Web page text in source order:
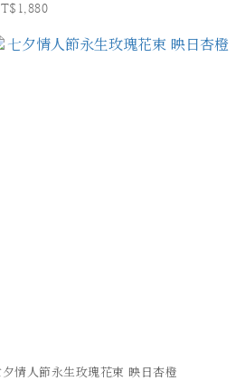
夕情人節永生玫瑰花束 映日杏橙